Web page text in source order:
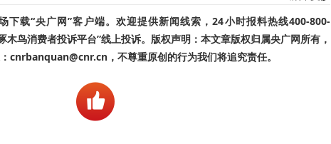
下载“央广网”客户端。欢迎提供新闻线索，24小时报料热线400-800-
木鸟消费者投诉平台”线上投诉。版权声明：本文章版权归属央广网所有，
cnrbanquan@cnr.cn，不尊重原创的行为我们将追究责任。